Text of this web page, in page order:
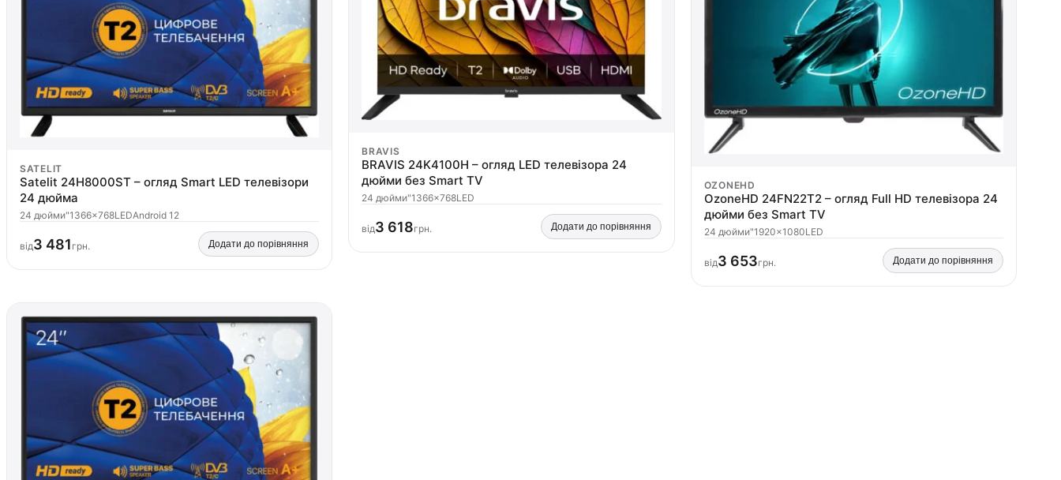
SATELIT
Satelit 24H8000ST – огляд Smart LED телевізори
24 дюйма
24 дюйми"1366×768LEDAndroid 12
від3 481 грн. Додати до порівняння
BRAVIS
BRAVIS 24K4100H – огляд LED телевізора 24
дюйми без Smart TV
24 дюйми"1366×768LED
від3 618грн. Додати до порівняння
OZONEHD
OzoneHD 24FN22T2 – огляд Full HD телевізора 24
дюйми без Smart TV
24 дюйми"1920×1080LED
від3 653грн. Додати до порівняння